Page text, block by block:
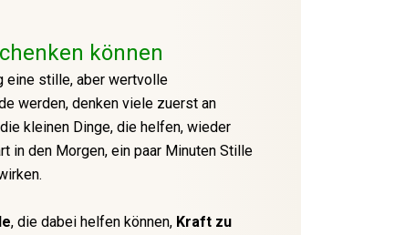
können
eine stille, aber wertvolle
werden, denken viele zuerst an
kleinen Dinge, die helfen, wieder
in den Morgen, ein paar Minuten Stille
, die dabei helfen können, Kraft zu